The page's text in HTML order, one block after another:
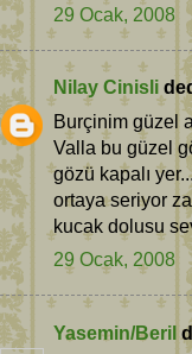
29 Ocak, 2008
Nilay Cinisli
Burçinim güzel
Valla bu güzel
gözü kapalı
ortaya seriyor
kucak dolusu
29 Ocak, 2008
Yasemin/Beril